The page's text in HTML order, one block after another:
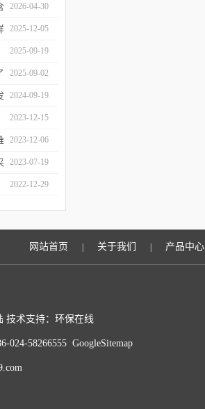
2026-04-30
2025-12-05
2025-09-19
2025-09-02
2024-09-19
2023-12-15
2023-12-06
2023-07-19
2022-12-29
网站首页 关于我们 产品中心
技术支持： 环保在线
024-58266555 GoogleSitemap